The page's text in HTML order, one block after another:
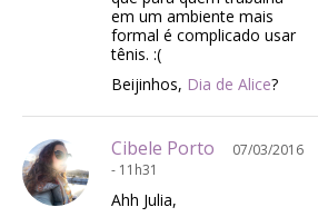
em um ambiente mais
formal é complicado usar
tênis. :(
Beijinhos, Dia de Alice?
Cibele Porto
07/03/2016
- 11h31
Ahh Julia,